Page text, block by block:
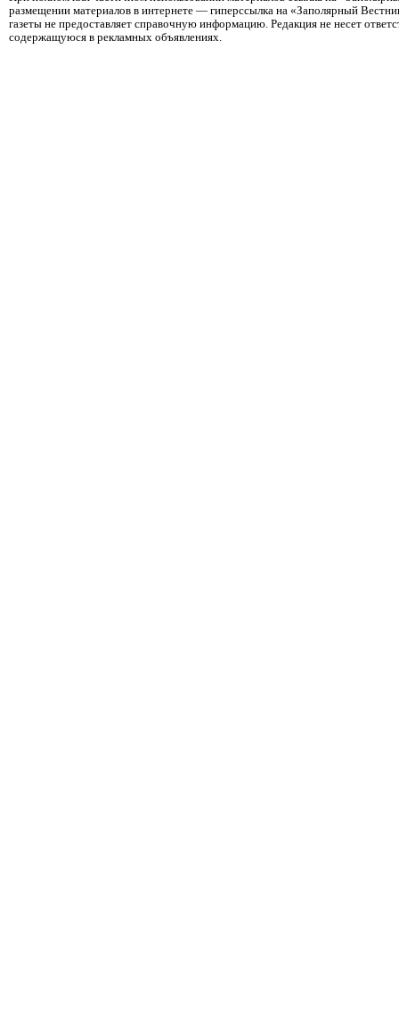
размещении материалов в интернете — гиперссылка на «Заполярный
газеты не предоставляет справочную информацию. Редакция не несет
содержащуюся в рекламных объявлениях.